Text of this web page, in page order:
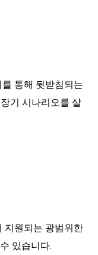
통해 뒷받침되는
기 시나리오를 살
지원되는 광범위한
있습니다.